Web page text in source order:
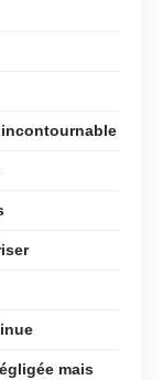
mais